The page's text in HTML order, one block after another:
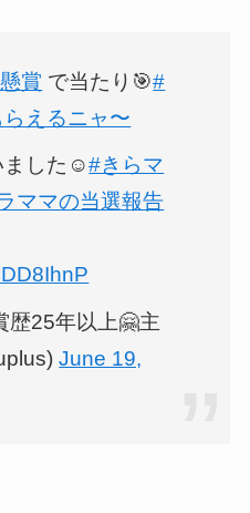
賞 で当たり🎯#
えるニャ〜
ました☺️#きらマ
ママの当選報告
25年以上🤗主
June 19,